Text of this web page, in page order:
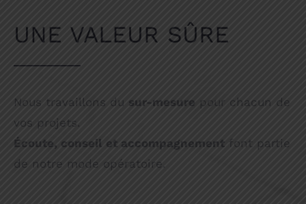
UNE VALEUR SÛRE
Nous travaillons du sur-mesure pour chacun de
vos projets.
Écoute, conseil et accompagnement font partie
de notre mode opératoire.